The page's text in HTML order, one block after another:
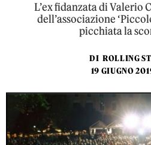
L’ex fidanzata di Valerio
dell’associazione
picchiata la
DI ROLLING
19 GIUGNO